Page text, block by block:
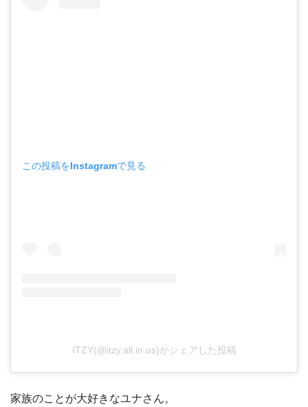
この投稿をInstagramで見る
ITZY(@itzy.all.in.us)がシェアした投稿
家族のことが大好きなユナさん。